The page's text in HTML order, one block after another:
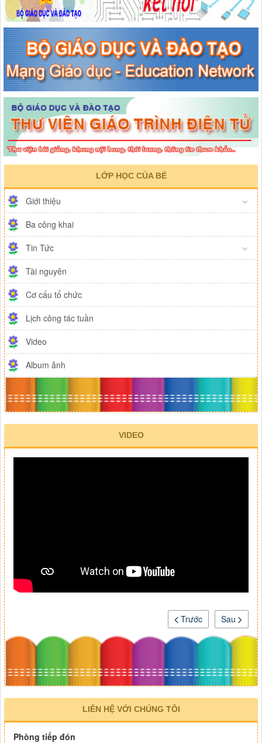
LỚP HỌC CỦA BÉ
Giới thiệu
Ba công khai
Tin Tức
Tài nguyên
Cơ cấu tổ chức
Lịch công tác tuần
Video
Album ảnh
VIDEO
Sau
Trước
LIÊN HỆ VỚI CHÚNG TÔI
Phòng tiếp đón